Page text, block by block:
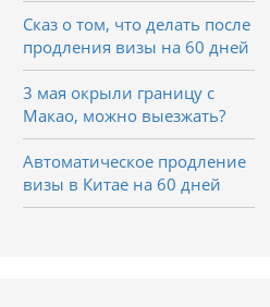
Сказ о том, что делать после
продления визы на 60 дней
3 мая окрыли границу с
Макао, можно выезжать?
Автоматическое продление
визы в Китае на 60 дней